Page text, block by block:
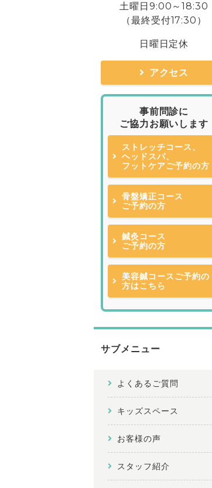
土曜日9:00～18:30
（最終受付17:30）
日曜日定休
アクセス
事前問診に
ご協力お願いします
ストレッチコース、
ヘッドスパ、
フットケアご予約の方
骨盤矯正コース
ご予約の方
鍼灸コース
ご予約の方
美容鍼コースご予約の
方はこちら
サブメニュー
よくあるご質問
キッズスペース
お客様の声
スタッフ紹介